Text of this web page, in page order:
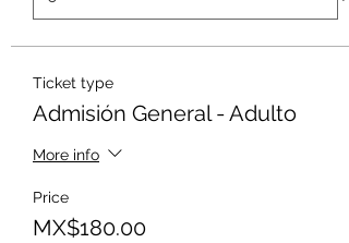
Ticket type
Admisión General - Adulto
More info
Price
MX$180.00